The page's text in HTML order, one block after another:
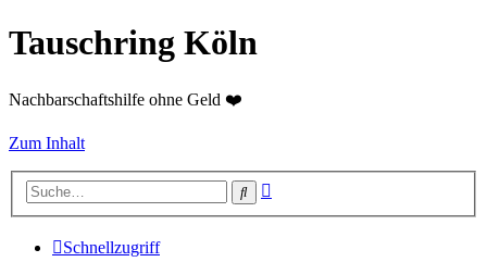
Tauschring Köln
Nachbarschaftshilfe ohne Geld ❤️
Zum Inhalt
Suche
Schnellzugriff